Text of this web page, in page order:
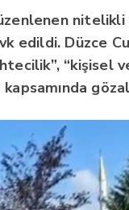
nitelikli
edildi. Düzce
“kişisel